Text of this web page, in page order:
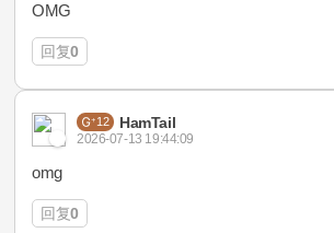
OMG
回复0
12 HamTail
2026-07-13 19:44:09
omg
回复0